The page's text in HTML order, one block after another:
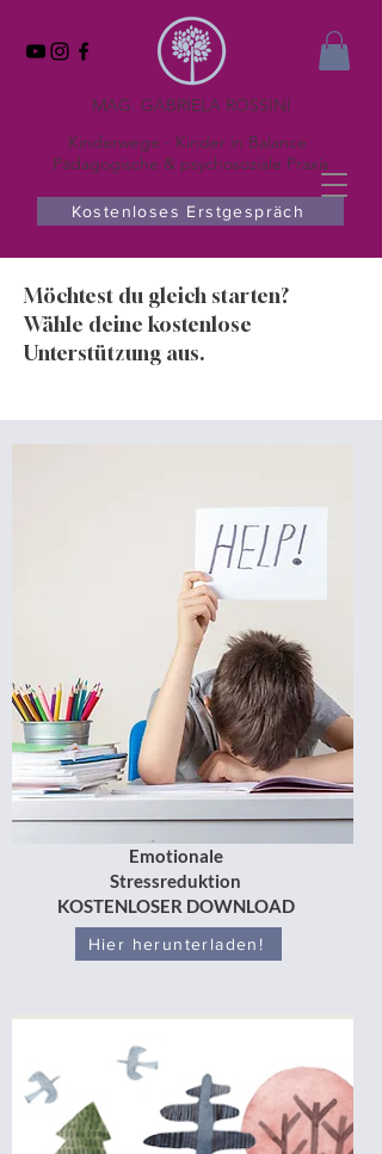
MAG. GABRIELA ROSSINI
Kinderwege - Kinder in Balance
Pädagogische & psychosoziale Praxis
Kostenloses Erstgespräch
Möchtest du gleich starten?
Wähle deine kostenlose
Unterstützung aus.
Emotionale
Stressreduktion
KOSTENLOSER DOWNLOAD
Hier herunterladen!